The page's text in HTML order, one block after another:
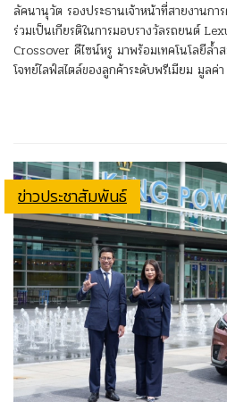
ลัคนานุวัต รองประธานเจ้าหน้าที่สายงานกา
ร่วมเป็นเกียรติในการมอบรางวัลรถยนต์
Crossover ดีไซน์หรู มาพร้อมเทคโนโลยีล้
โจทย์ไลฟ์สไตล์ของลูกค้าระดับพรีเมียม มูลค่
ข่าวประชาสัมพันธ์